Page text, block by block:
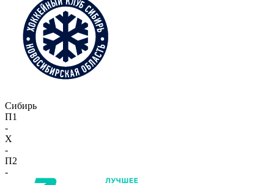
Сибирь
П1
-
X
-
П2
-